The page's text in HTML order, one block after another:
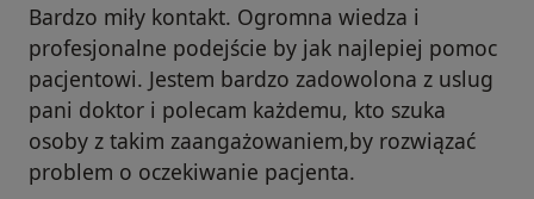
Bardzo miły kontakt. Ogromna wiedza i
profesjonalne podejście by jak najlepiej pomoc
pacjentowi. Jestem bardzo zadowolona z uslug
pani doktor i polecam każdemu, kto szuka
osoby z takim zaangażowaniem,by rozwiązać
problem o oczekiwanie pacjenta.